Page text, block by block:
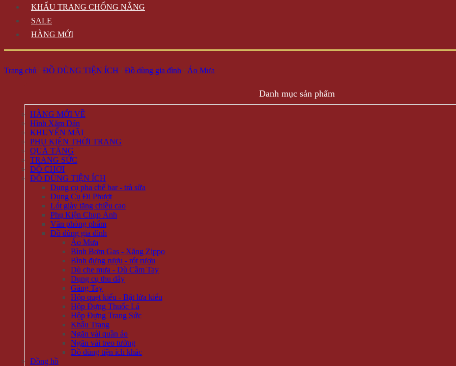
KHẨU TRANG CHỐNG NẮNG
SALE
HÀNG MỚI
Trang chủ / ĐỒ DÙNG TIỆN ÍCH / Đồ dùng gia đình / Áo Mưa
Danh mục sản phẩm
HÀNG MỚI VỀ
Hình Xăm Dán
KHUYẾN MÃI
PHỤ KIỆN THỜI TRANG
QUÀ TẶNG
TRANG SỨC
ĐỒ CHƠI
ĐỒ DÙNG TIỆN ÍCH
Dụng cụ pha chế bar - trà sữa
Dụng Cụ Đi Phượt
Lót giày tăng chiều cao
Phụ Kiện Chụp Ảnh
Văn phòng phẩm
Đồ dùng gia đình
Áo Mưa
Bình Bơm Gas - Xăng Zippo
Bình đựng rượu - rót rượu
Dù che mưa - Dù Cầm Tay
Dụng cụ thu dây
Găng Tay
Hộp quẹt kiểu - Bật lửa kiểu
Hộp Đựng Thuốc Lá
Hộp Đựng Trang Sức
Khẩu Trang
Ngăn vải quần áo
Ngăn vải treo tường
Đồ dùng tiện ích khác
Đồng hồ